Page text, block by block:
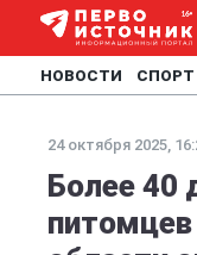
НОВОСТИ СПОРТ
24 октября 2025,
Более 40
питомцев